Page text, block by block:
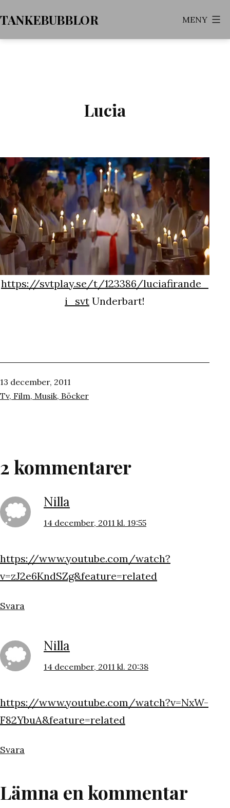
till
innehåll
TANKEBUBBLOR MENY
Lucia
https://svtplay.se/t/123386/luciafirande_
i_svt Underbart!
Publicerat
den
13 december, 2011
Kategoriserat
Tv, Film, Musik, Böcker
2 kommentarer
Nilla
14 december, 2011 kl. 19:55
https://www.youtube.com/watch?
v=zJ2e6KndSZg&feature=related
Svara
Nilla
14 december, 2011 kl. 20:38
https://www.youtube.com/watch?v=NxW-
F82YbuA&feature=related
Svara
Lämna en kommentar